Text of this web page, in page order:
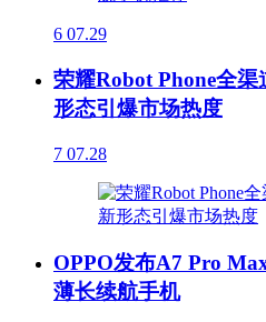
6 07.29
荣耀Robot Phone全
形态引爆市场热度
7 07.28
OPPO发布A7 Pro
薄长续航手机